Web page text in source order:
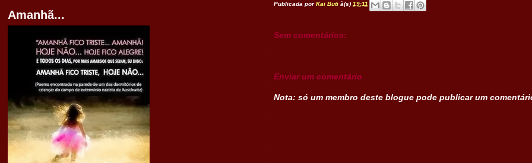
Publicada porKai Buti à(s)19:11
Sem comentários:
Enviar um comentário
Nota: só um membro deste blogue pode publicar um
Amanhã...